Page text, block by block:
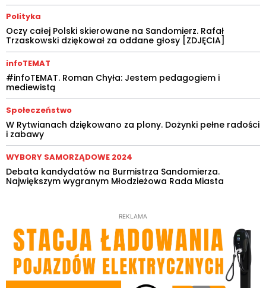
Polityka
Oczy całej Polski skierowane na Sandomierz. Rafał
Trzaskowski dziękował za oddane głosy [ZDJĘCIA]
infoTEMAT
#infoTEMAT. Roman Chyła: Jestem pedagogiem i
mediewistą
Społeczeństwo
W Rytwianach dziękowano za plony. Dożynki pełne radości
i zabawy
WYBORY SAMORZĄDOWE 2024
Debata kandydatów na Burmistrza Sandomierza.
Największym wygranym Młodzieżowa Rada Miasta
REKLAMA